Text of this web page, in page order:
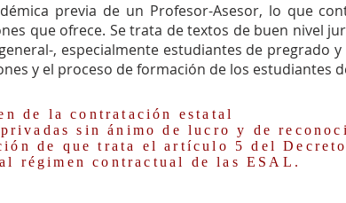
previa de un Profesor-Asesor, lo que
que ofrece. Se trata de textos de buen nivel
, especialmente estudiantes de pregrado
y el proceso de formación de los estudiantes
de la contratación estatal
sin ánimo de lucro y de
de que trata el artículo 5 del
régimen contractual de las ESAL.